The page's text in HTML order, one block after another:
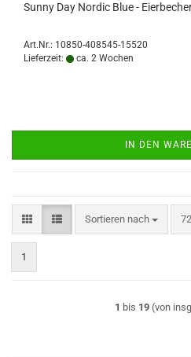
Sunny Day Nordic Blue -
Art.Nr.: 10850-408545-15520
Lieferzeit:
ca. 2 Wochen
IN DEN
Sortieren nach
Sortieren nach
1
1 bis 19 (von